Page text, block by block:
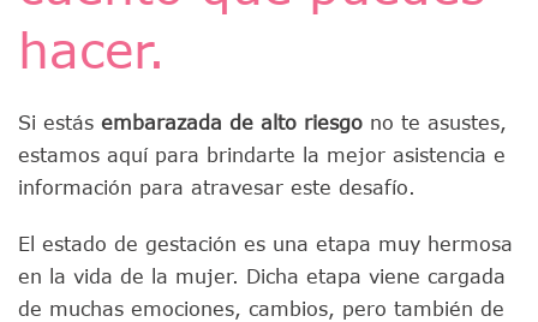
hacer.
Si estás embarazada de alto riesgo no te asustes,
estamos aquí para brindarte la mejor asistencia e
información para atravesar este desafío.
El estado de gestación es una etapa muy hermosa
en la vida de la mujer. Dicha etapa viene cargada
de muchas emociones, cambios, pero también de